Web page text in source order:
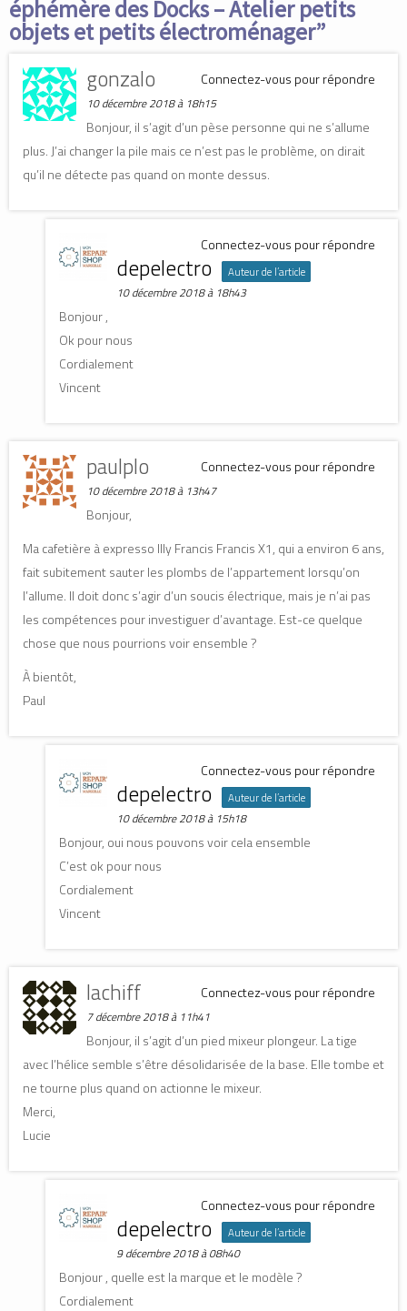
s
u
n
e
u
v
e
l
l
e
e
n
ê
t
s
u
n
e
v
e
e
e
n
t
u
n
e
n
e
l
f
e
n
ê
r
éphémère des Docks – Atelier petits
objets et petits électroménager”
Connectez-vous pour répondre
gonzalo
10 décembre 2018 à 18h15
Bonjour, il s’agit d’un pèse personne qui ne s’allume
plus. J’ai changer la pile mais ce n’est pas le problème, on dirait
qu’il ne détecte pas quand on monte dessus.
Connectez-vous pour répondre
depelectro Auteur de l’article
10 décembre 2018 à 18h43
Bonjour ,
Ok pour nous
Cordialement
Vincent
Connectez-vous pour répondre
paulplo
10 décembre 2018 à 13h47
Bonjour,
Ma cafetière à expresso Illy Francis Francis X1, qui a environ 6 ans,
fait subitement sauter les plombs de l’appartement lorsqu’on
l’allume. Il doit donc s’agir d’un soucis électrique, mais je n’ai pas
les compétences pour investiguer d’avantage. Est-ce quelque
chose que nous pourrions voir ensemble ?
À bientôt,
Paul
Connectez-vous pour répondre
depelectro Auteur de l’article
10 décembre 2018 à 15h18
Bonjour, oui nous pouvons voir cela ensemble
C’est ok pour nous
Cordialement
Vincent
Connectez-vous pour répondre
lachiff
7 décembre 2018 à 11h41
Bonjour, il s’agit d’un pied mixeur plongeur. La tige
avec l’hélice semble s’être désolidarisée de la base. Elle tombe et
ne tourne plus quand on actionne le mixeur.
Merci,
Lucie
Connectez-vous pour répondre
depelectro Auteur de l’article
9 décembre 2018 à 08h40
Bonjour , quelle est la marque et le modèle ?
Cordialement